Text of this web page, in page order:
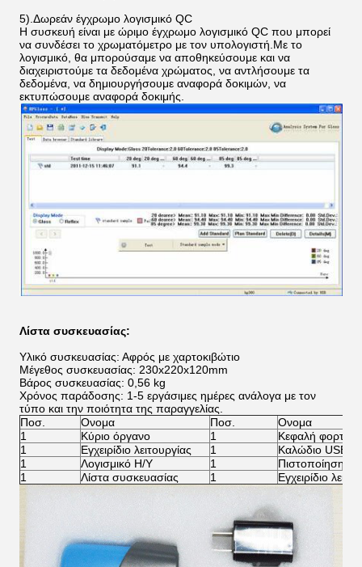
5).Δωρεάν έγχρωμο λογισμικό QC
Η συσκευή είναι με ώριμο έγχρωμο λογισμικό QC που μπορεί
να συνδέσει το χρωματόμετρο με τον υπολογιστή.Με το
λογισμικό, θα μπορούσαμε να αποθηκεύσουμε και να
διαχειριστούμε τα δεδομένα χρώματος, να αντλήσουμε τα
δεδομένα, να δημιουργήσουμε αναφορά δοκιμών, να
εκτυπώσουμε αναφορά δοκιμής.
Λίστα συσκευασίας:
Υλικό συσκευασίας: Αφρός με χαρτοκιβώτιο
Μέγεθος συσκευασίας: 230x220x120mm
Βάρος συσκευασίας: 0,56 kg
Χρόνος παράδοσης: 1-5 εργάσιμες ημέρες ανάλογα με τον
τύπο και την ποιότητα της παραγγελίας.
Ποσ.
Ονομα Ποσ.
Ονομα
1
Κύριο όργανο 1
Κεφαλή
1
Εγχειρίδιο λειτουργίας 1
Καλώδιο USB
1
Λογισμικό Η/Υ 1
Πιστοποίηση
1
Λίστα συσκευασίας 1 Εγχειρίδιο